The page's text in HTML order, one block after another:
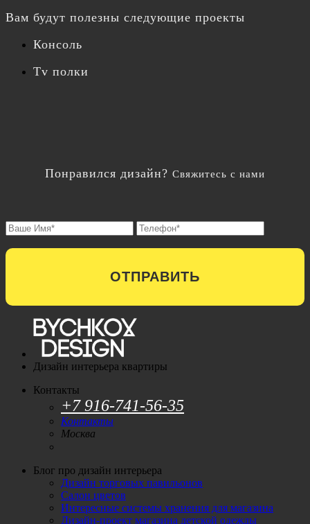
Вам будут полезны следующие проекты
Консоль
Tv полки
Понравился дизайн? Свяжитесь с нами
ОТПРАВИТЬ
Дизайн интерьера квартиры
Контакты
+7 916-741-56-35
Контакты
Москва
Блог про дизайн интерьера
Дизайн торговых павильонов
Салон цветов
Интересные системы хранения для магазина
Дизайн-проект магазина детской одежды